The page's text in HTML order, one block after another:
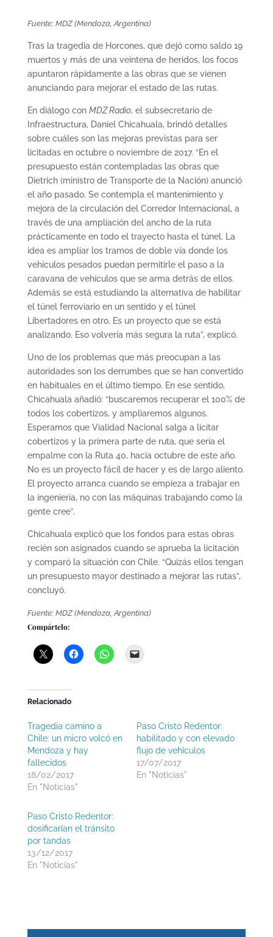
Fuente: MDZ (Mendoza, Argentina)
Tras la tragedia de Horcones, que dejó como saldo 19
muertos y más de una veintena de heridos, los focos
apuntaron rápidamente a las obras que se vienen
anunciando para mejorar el estado de las rutas.
En diálogo con MDZ Radio, el subsecretario de
Infraestructura, Daniel Chicahuala, brindó detalles
sobre cuáles son las mejoras previstas para ser
licitadas en octubre o noviembre de 2017. “En el
presupuesto están contempladas las obras que
Dietrich (ministro de Transporte de la Nación) anunció
el año pasado. Se contempla el mantenimiento y
mejora de la circulación del Corredor Internacional, a
través de una ampliación del ancho de la ruta
prácticamente en todo el trayecto hasta el túnel. La
idea es ampliar los tramos de doble vía donde los
vehículos pesados puedan permitirle el paso a la
caravana de vehículos que se arma detrás de ellos.
Además se está estudiando la alternativa de habilitar
el túnel ferroviario en un sentido y el túnel
Libertadores en otro. Es un proyecto que se está
analizando. Eso volvería más segura la ruta”, explicó.
Uno de los problemas que más preocupan a las
autoridades son los derrumbes que se han convertido
en habituales en el último tiempo. En ese sentido,
Chicahuala añadió: “buscaremos recuperar el 100% de
todos los cobertizos, y ampliaremos algunos.
Esperamos que Vialidad Nacional salga a licitar
cobertizos y la primera parte de ruta, que sería el
empalme con la Ruta 40, hacia octubre de este año.
No es un proyecto fácil de hacer y es de largo aliento.
El proyecto arranca cuando se empieza a trabajar en
la ingeniería, no con las máquinas trabajando como la
gente cree”.
Chicahuala explicó que los fondos para estas obras
recién son asignados cuando se aprueba la licitación
y comparó la situación con Chile. “Quizás ellos tengan
un presupuesto mayor destinado a mejorar las rutas”,
concluyó.
Fuente: MDZ (Mendoza, Argentina)
Compártelo:
Relacionado
Tragedia camino a
Chile: un micro volcó en
Mendoza y hay
fallecidos
18/02/2017
En "Noticias"
Paso Cristo Redentor:
habilitado y con elevado
flujo de vehículos
17/07/2017
En "Noticias"
Paso Cristo Redentor:
dosificarían el tránsito
por tandas
13/12/2017
En "Noticias"